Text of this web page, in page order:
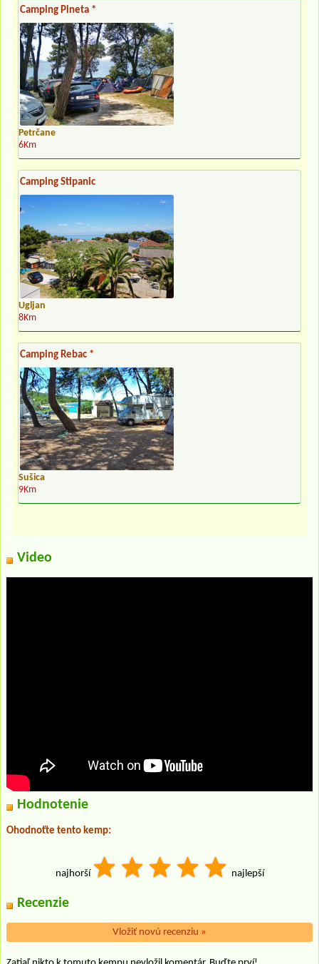
Camping Pineta *
Petrčane
6Km
Camping Stipanic
Ugljan
8Km
Camping Rebac *
Sušica
9Km
Video
Hodnotenie
Ohodnoťte tento kemp:
najhorší najlepší
Recenzie
Vložiť novú recenziu »